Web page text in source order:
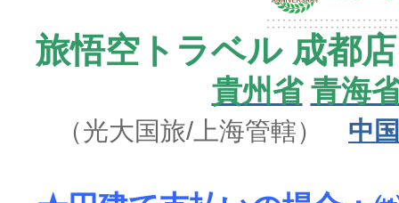
旅悟空トラベル 成都店
貴州省 青海
（光大国旅/上海管轄） 中